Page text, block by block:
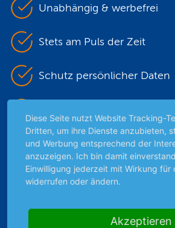
Unabhängig & werbefrei
Stets am Puls der Zeit
Schutz persönlicher Daten
Highlights
Archiv
Börsengerüchte
Diese Seite nutzt Website Tracking-
Dritten, um ihre Dienste anzubieten,
und Werbung entsprechend der
anzuzeigen. Ich bin damit
Einwilligung jederzeit mit Wirkung für
widerrufen oder ändern.
Akzeptieren